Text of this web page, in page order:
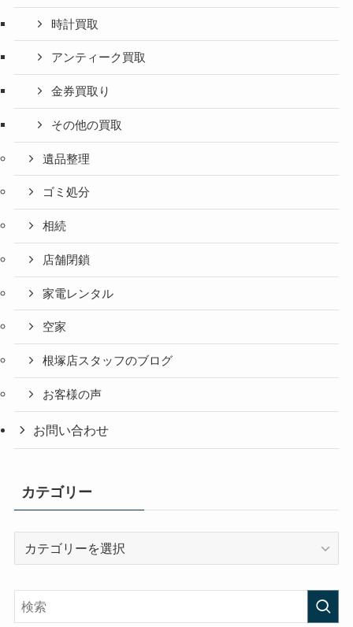
時計買取
アンティーク買取
金券買取り
その他の買取
遺品整理
ゴミ処分
相続
店舗閉鎖
家電レンタル
空家
根塚店スタッフのブログ
お客様の声
お問い合わせ
カテゴリー
リ
ー